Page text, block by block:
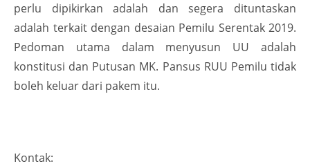
perlu dipikirkan adalah dan segera dituntaskan
adalah terkait dengan desaian Pemilu Serentak 2019.
Pedoman utama dalam menyusun UU adalah
konstitusi dan Putusan MK. Pansus RUU Pemilu tidak
boleh keluar dari pakem itu.
Kontak: